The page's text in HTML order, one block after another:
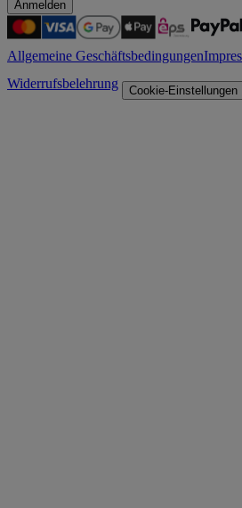
Anmelden
Allgemeine Geschäftsbedingungen
Widerrufsbelehrung
Cookie-Einstellungen